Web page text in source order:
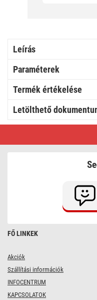
Leírás
Paraméterek
Termék értékelése
Letölthető
FŐ LINKEK
Akciók
Szállítási információk
INFOCENTRUM
KAPCSOLATOK